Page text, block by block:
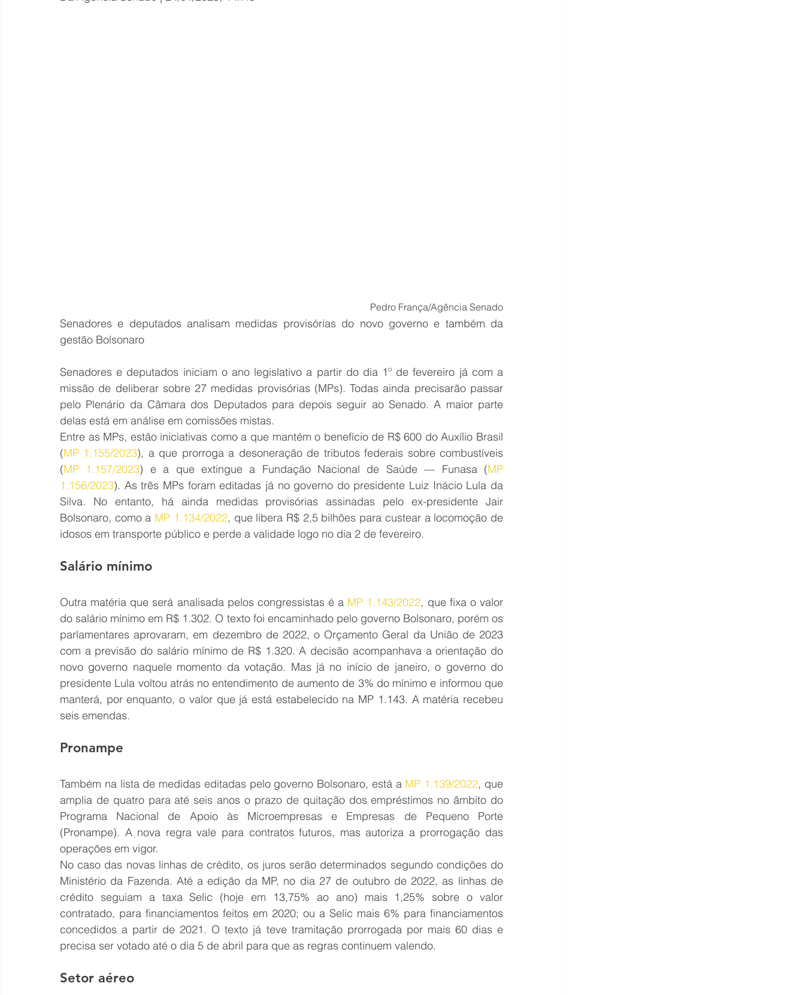
Pedro França/Agência Senado
Senadores e deputados analisam medidas provisórias do novo governo e também da
gestão Bolsonaro
Senadores e deputados iniciam o ano legislativo a partir do dia 1º de fevereiro já com a
missão de deliberar sobre 27 medidas provisórias (MPs). Todas ainda precisarão passar
pelo Plenário da Câmara dos Deputados para depois seguir ao Senado. A maior parte
delas está em análise em comissões mistas.
Entre as MPs, estão iniciativas como a que mantém o benefício de R$ 600 do Auxílio Brasil
(MP 1.155/2023), a que prorroga a desoneração de tributos federais sobre combustíveis
(MP 1.157/2023) e a que extingue a Fundação Nacional de Saúde — Funasa (MP
1.156/2023). As três MPs foram editadas já no governo do presidente Luiz Inácio Lula da
Silva. No entanto, há ainda medidas provisórias assinadas pelo ex-presidente Jair
Bolsonaro, como a MP 1.134/2022, que libera R$ 2,5 bilhões para custear a locomoção de
idosos em transporte público e perde a validade logo no dia 2 de fevereiro.
Salário mínimo
Outra matéria que será analisada pelos congressistas é a MP 1.143/2022, que fixa o valor
do salário mínimo em R$ 1.302. O texto foi encaminhado pelo governo Bolsonaro, porém os
parlamentares aprovaram, em dezembro de 2022, o Orçamento Geral da União de 2023
com a previsão do salário mínimo de R$ 1.320. A decisão acompanhava a orientação do
novo governo naquele momento da votação. Mas já no início de janeiro, o governo do
presidente Lula voltou atrás no entendimento de aumento de 3% do mínimo e informou que
manterá, por enquanto, o valor que já está estabelecido na MP 1.143. A matéria recebeu
seis emendas.
Pronampe
Também na lista de medidas editadas pelo governo Bolsonaro, está a MP 1.139/2022, que
amplia de quatro para até seis anos o prazo de quitação dos empréstimos no âmbito do
Programa Nacional de Apoio às Microempresas e Empresas de Pequeno Porte
(Pronampe). A nova regra vale para contratos futuros, mas autoriza a prorrogação das
operações em vigor.
No caso das novas linhas de crédito, os juros serão determinados segundo condições do
Ministério da Fazenda. Até a edição da MP, no dia 27 de outubro de 2022, as linhas de
crédito seguiam a taxa Selic (hoje em 13,75% ao ano) mais 1,25% sobre o valor
contratado, para financiamentos feitos em 2020; ou a Selic mais 6% para financiamentos
concedidos a partir de 2021. O texto já teve tramitação prorrogada por mais 60 dias e
precisa ser votado até o dia 5 de abril para que as regras continuem valendo.
Setor aéreo